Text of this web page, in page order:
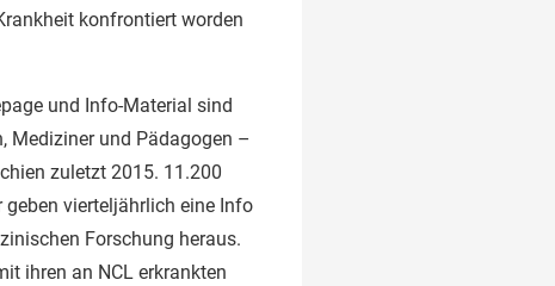
konfrontiert worden
und Info-Material sind
Mediziner und Pädagogen –
zuletzt 2015. 11.200
geben vierteljährlich eine Info
Forschung heraus.
ihren an NCL erkrankten